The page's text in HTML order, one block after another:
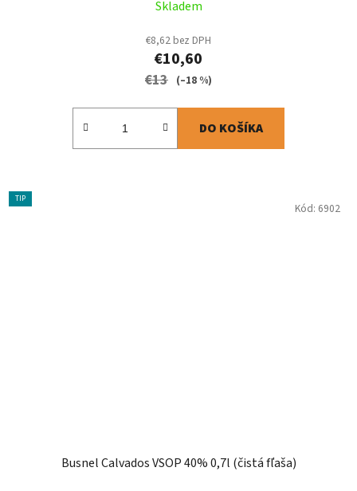
Skladem
€8,62 bez DPH
€10,60
€13 (–18 %)
DO KOŠÍKA
TIP
Busnel Calvados VSOP 40% 0,7l (čistá fľaša)
Kód: 6902